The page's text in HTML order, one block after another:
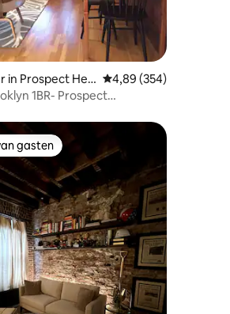
van 4,87 op 5, 46 recensies
in Prospect Hei
Gemiddelde
4,89 (354)
1BR- Prospect
van 4,98 op 5, 46 recensies
gasten
gasten